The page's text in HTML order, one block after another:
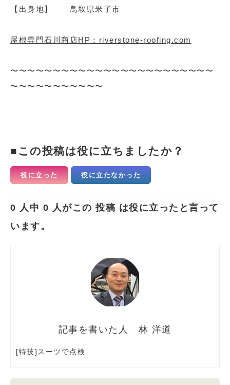
【出身地】 鳥取県米子市
屋根専門石川商店HP：riverstone-roofing.com
〜〜〜〜〜〜〜〜〜〜〜〜〜〜〜〜〜〜〜〜〜〜〜〜
〜〜〜〜〜〜〜〜〜〜〜
この投稿は役に立ちましたか？
役に立った 役に立たなかった
0 人中 0 人がこの 投稿 は役に立ったと言って
います。
林 洋道
[特技]スーツで点検